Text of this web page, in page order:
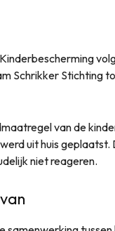
Schrikker Stichting
van de
uit huis geplaatst.
niet reageren.